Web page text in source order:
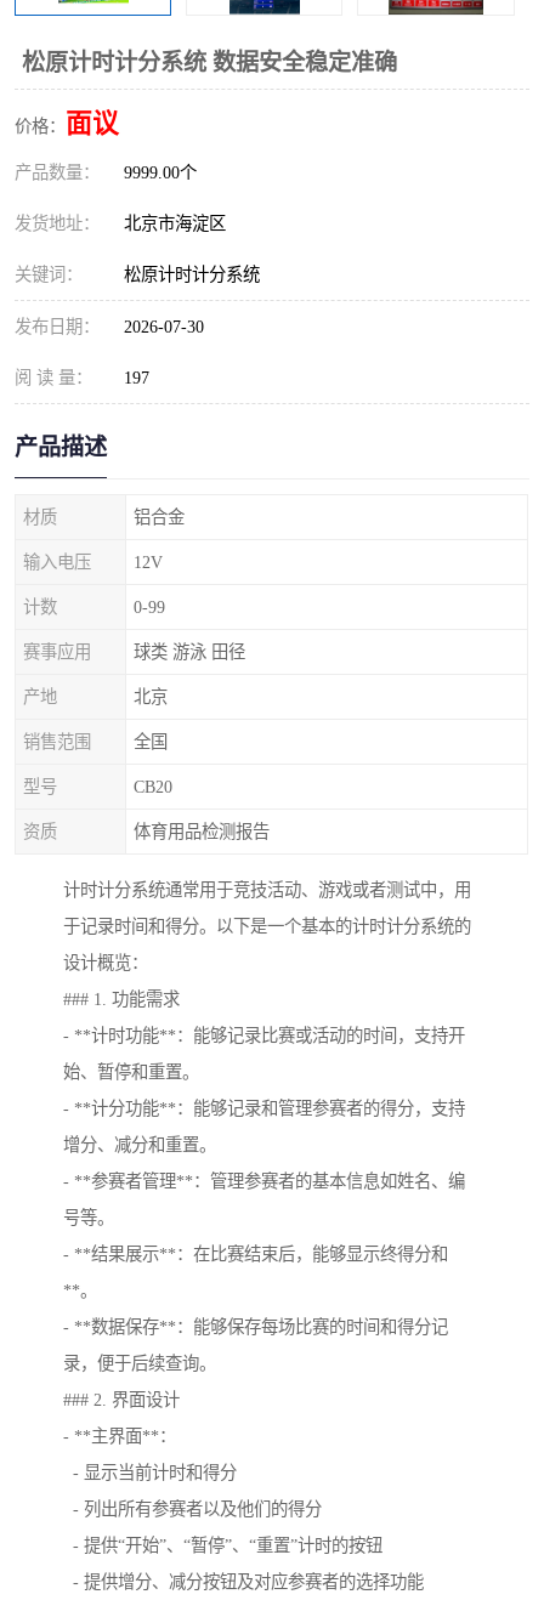
松原计时计分系统 数据安全稳定准确
价格： 面议
产品数量： 9999.00个
发货地址： 北京市海淀区
关键词： 松原计时计分系统
发布日期： 2026-07-30
阅 读 量： 197
产品描述
材质 铝合金
输入电压 12V
计数 0-99
赛事应用 球类 游泳 田径
产地 北京
销售范围 全国
型号 CB20
资质 体育用品检测报告
计时计分系统通常用于竞技活动、游戏或者测试中，用
于记录时间和得分。以下是一个基本的计时计分系统的
设计概览：
### 1. 功能需求
- **计时功能**：能够记录比赛或活动的时间，支持开
始、暂停和重置。
- **计分功能**：能够记录和管理参赛者的得分，支持
增分、减分和重置。
- **参赛者管理**：管理参赛者的基本信息如姓名、编
号等。
- **结果展示**：在比赛结束后，能够显示终得分和
**。
- **数据保存**：能够保存每场比赛的时间和得分记
录，便于后续查询。
### 2. 界面设计
- **主界面**：
- 显示当前计时和得分
- 列出所有参赛者以及他们的得分
- 提供“开始”、“暂停”、“重置”计时的按钮
- 提供增分、减分按钮及对应参赛者的选择功能